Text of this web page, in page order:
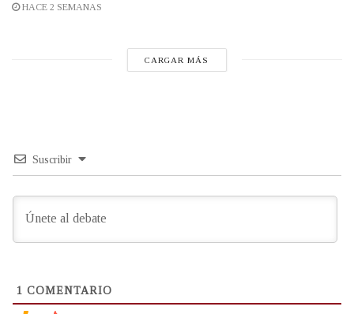
HACE 2 SEMANAS
CARGAR MÁS
Suscribir
1 COMENTARIO